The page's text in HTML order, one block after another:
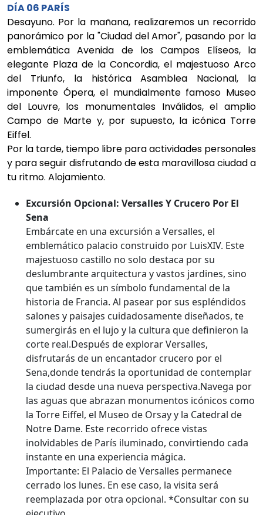
DÍA 06 PARÍS
Desayuno. Por la mañana, realizaremos un recorrido
panorámico por la "Ciudad del Amor", pasando por la
emblemática Avenida de los Campos Elíseos, la
elegante Plaza de la Concordia, el majestuoso Arco
del Triunfo, la histórica Asamblea Nacional, la
imponente Ópera, el mundialmente famoso Museo
del Louvre, los monumentales Inválidos, el amplio
Campo de Marte y, por supuesto, la icónica Torre
Eiffel.
Por la tarde, tiempo libre para actividades personales
y para seguir disfrutando de esta maravillosa ciudad a
tu ritmo. Alojamiento.
Excursión Opcional: Versalles Y Crucero Por El
Sena
Embárcate en una excursión a Versalles, el
emblemático palacio construido por LuisXIV. Este
majestuoso castillo no solo destaca por su
deslumbrante arquitectura y vastos jardines, sino
que también es un símbolo fundamental de la
historia de Francia. Al pasear por sus espléndidos
salones y paisajes cuidadosamente diseñados, te
sumergirás en el lujo y la cultura que definieron la
corte real.Después de explorar Versalles,
disfrutarás de un encantador crucero por el
Sena,donde tendrás la oportunidad de contemplar
la ciudad desde una nueva perspectiva.Navega por
las aguas que abrazan monumentos icónicos como
la Torre Eiffel, el Museo de Orsay y la Catedral de
Notre Dame. Este recorrido ofrece vistas
inolvidables de París iluminado, convirtiendo cada
instante en una experiencia mágica.
Importante: El Palacio de Versalles permanece
cerrado los lunes. En ese caso, la visita será
reemplazada por otra opcional. *Consultar con su